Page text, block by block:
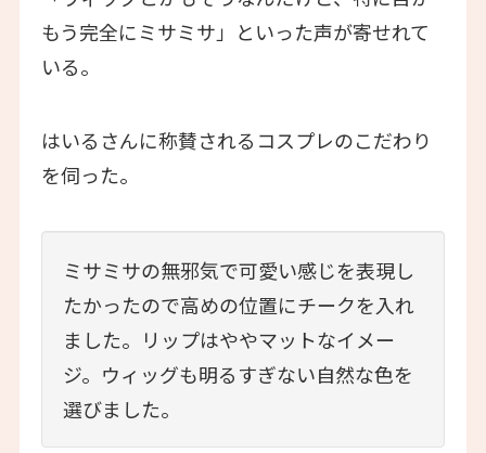
もう完全にミサミサ」といった声が寄せれて
いる。
はいるさんに称賛されるコスプレのこだわり
を伺った。
ミサミサの無邪気で可愛い感じを表現し
たかったので高めの位置にチークを入れ
ました。リップはややマットなイメー
ジ。ウィッグも明るすぎない自然な色を
選びました。